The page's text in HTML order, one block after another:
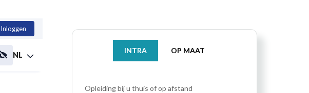
Inloggen
NL
INTRA OP MAAT
Opleiding bij u thuis of op afstand